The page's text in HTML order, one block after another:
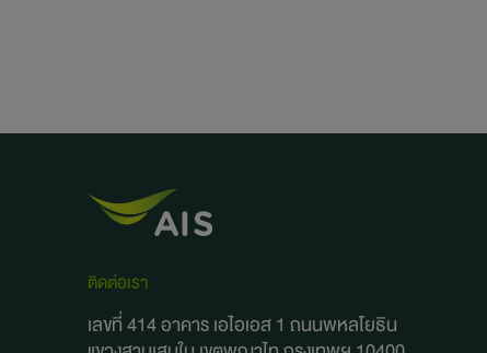
ติดต่อเรา
เลขที่ 414 อาคาร เอไอเอส 1 ถนนพหลโยธิน